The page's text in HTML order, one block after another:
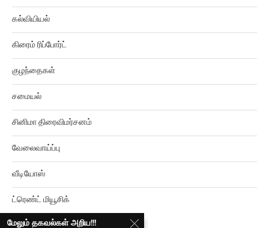
கல்வியியல்
கிரைம் ரிப்போர்ட்
குழந்தைகள்
சமையல்
சினிமா திரைவிமர்சனம்
வேலைவாய்ப்பு
வீடியோஸ்
ட்ரெண்ட் மியூசிக்
மேலும் தகவல்கள் அறிய!!!